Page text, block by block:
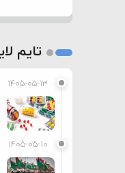
تایم
۱۴۰۵-۰۵-۱۳
۱۴۰۵-۰۵-۱۰